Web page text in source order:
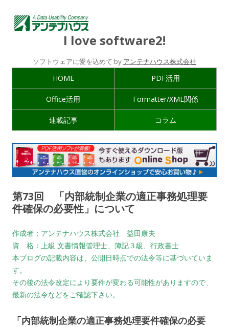
I love software2!
ソフトウェアに愛を込めて by アンテナハウス株式会社
HOME PDF活用
Office活用 Formatter/XML関係
連載記事 コラム
第73回 「内部統制企業の適正事務処理要
件確保の必要性」について
作成者：アンテナハウス株式会社 益田康夫
資 格：上級 文書情報管理士、簿記３級、行政書士
本ブログの記載内容は、公開日時点での法令等に基づいていま
す。
その後の法令改定により要件が変わる可能性がありますので、
最新の法令などをご確認下さい。
「内部統制企業の適正事務処理要件確保の必要